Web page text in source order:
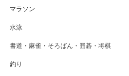
マラソン
水泳
書道・麻雀・そろばん・囲碁・将棋
釣り